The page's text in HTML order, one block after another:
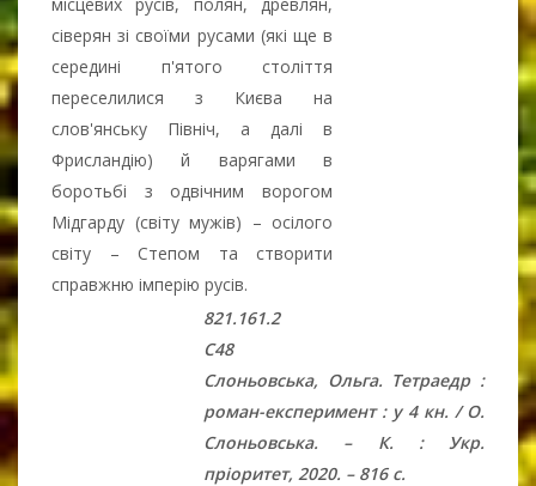
сіверян зі своїми русами (які ще в
середині п'ятого століття
переселилися з Києва на
слов'янську Північ, а далі в
Фрисландію) й варягами в
боротьбі з одвічним ворогом
Мідгарду (світу мужів) – осілого
світу – Степом та створити
справжню імперію русів.
821.161.2
С48
Слоньовська, Ольга. Тетраедр :
роман-експеримент : у 4 кн. / О.
Слоньовська. – К. : Укр.
пріоритет, 2020. – 816 с.